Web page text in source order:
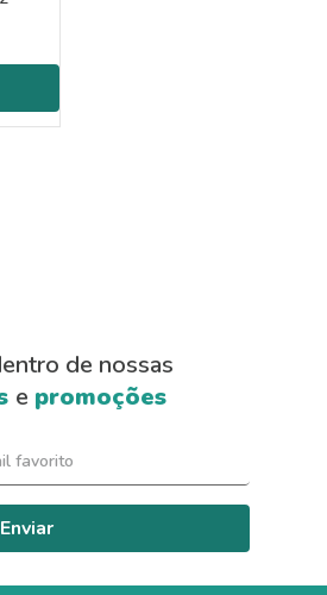
de nossas
e promoções
Enviar